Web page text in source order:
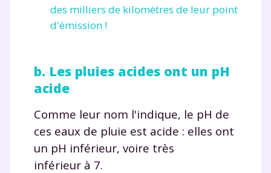
des milliers de kilomètres de leur point
d'émission !
b. Les pluies acides ont un pH
acide
Comme leur nom l'indique, le pH de
ces eaux de pluie est acide : elles ont
un pH inférieur, voire très
inférieur à 7.